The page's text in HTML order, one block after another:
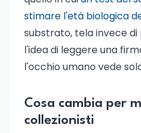
stimare l'età biologica
substrato, tela invece
l'idea di leggere una
l'occhio umano vede
Cosa cambia per
collezionisti